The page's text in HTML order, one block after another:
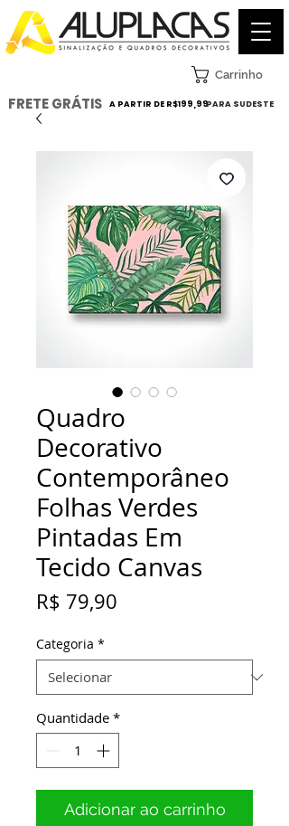
Carrinho
FRETE GRÁTIS A PARTIR DE R$199,99PARA SUDESTE
Quadro
Decorativo
Contemporâneo
Folhas Verdes
Pintadas Em
Tecido Canvas
R$ 79,90
Categoria *
Quantidade *
Adicionar ao carrinho